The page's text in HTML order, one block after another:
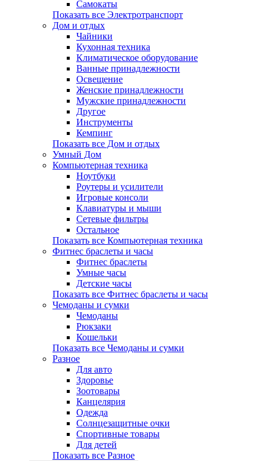
Самокаты
Показать все Электротранспорт
Дом и отдых
Чайники
Кухонная техника
Климатическое оборудование
Ванные принадлежности
Освещение
Женские принадлежности
Мужские принадлежности
Другое
Инструменты
Кемпинг
Показать все Дом и отдых
Умный Дом
Компьютерная техника
Ноутбуки
Роутеры и усилители
Игровые консоли
Клавиатуры и мыши
Сетевые фильтры
Остальное
Показать все Компьютерная техника
Фитнес браслеты и часы
Фитнес браслеты
Умные часы
Детские часы
Показать все Фитнес браслеты и часы
Чемоданы и сумки
Чемоданы
Рюкзаки
Кошельки
Показать все Чемоданы и сумки
Разное
Для авто
Здоровье
Зоотовары
Канцелярия
Одежда
Солнцезащитные очки
Спортивные товары
Для детей
Показать все Разное